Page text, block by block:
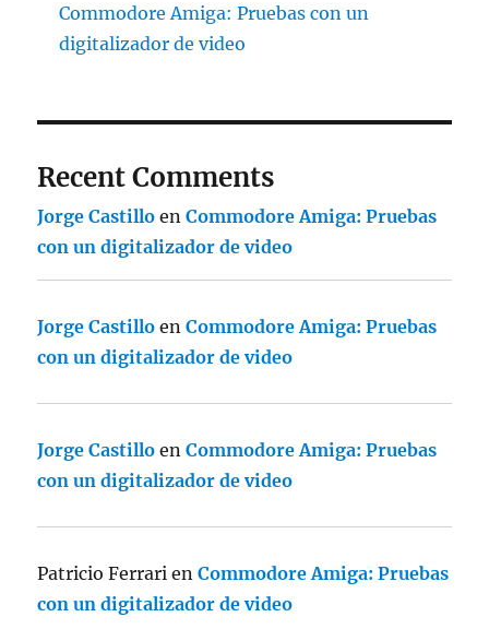
Commodore Amiga: Pruebas con un
digitalizador de video
Recent Comments
Jorge Castillo enCommodore Amiga: Pruebas
con un digitalizador de video
Jorge Castillo enCommodore Amiga: Pruebas
con un digitalizador de video
Jorge Castillo enCommodore Amiga: Pruebas
con un digitalizador de video
Patricio Ferrari enCommodore Amiga: Pruebas
con un digitalizador de video